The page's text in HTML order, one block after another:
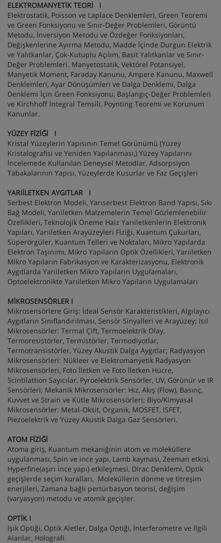
ELEKTROMANYETİK TEORİ I
Elektrostatik, Poisson ve Laplace Denklemleri, Green Teoremi
ve Green Fonksiyonu ve Sınır-Değer Problemleri, Görüntü
Metodu, İnversiyon Metodu ve Özdeğer Fonksiyonları,
Değişkenlerine Ayırma Metodu, Madde İçinde Durgun Elektrik
ve Yalıtkanlar, Çok-Kutuplu Açılım, Basit Yalıtkanlar ve Sınır-
Değer Problemleri. Manyetostatik, Vektörel Potansiyel,
Manyetik Moment, Faraday Kanunu, Ampere Kanunu, Maxwell
Denklemleri, Ayar Dönüşümleri ve Dalga Denklemi, Dalga
Denklemi İçin Green Fonksiyonu, Başlangıç-Değer Problemleri
ve Kirchhoff İntegral Temsili, Poynting Teoremi ve Korunum
Kanunlar.
YÜZEY FİZİĞİ I
Kristal Yüzeylerin Yapısının Temel Görünümü (Yüzey
Kristalografisi ve Yeniden Yapılanması,) Yüzey Yapılarını
İncelemede Kullanılan Deneysel Metodlar, Adsorpsiyon
Tabakalarının Yapısı, Yüzeylerde Kusurlar ve Faz Geçişleri
YARIİLETKEN AYGITLAR I
Serbest Elektron Modeli, Yarıserbest Elektron Band Yapısı, Sıkı
Bağ Modeli, Yarıiletken Malzemelerin Temel Gözlemlenebilir
Özellikleri, Teknolojik Öneme Haiz Yarıiletkenlerin Elektronik
Yapıları, Yarıiletken Arayüzeyleri Fiziği, Kuantum Çukurları,
Süperörgüler, Kuantum Telleri ve Noktaları, Mikro Yapılarda
Elektron Taşınımı, Mikro Yapıların Optik Özellikleri, Yarıiletken
Mikro Yapıların Fabrikasyon ve Karakterizasyonu, Elektronik
Aygıtlarda Yarıiletken Mikro Yapıların Uygulamaları,
Optoelektronikte Yarıiletken Mikro Yapıların Uygulamaları
MİKROSENSÖRLER I
Mikrosensörlere Giriş: İdeal Sensör Karakteristikleri, Algılayıcı
Aygıtların Sınıflandırılması, Sensör Sinyalleri ve Arayüzey; Isıl
Mikrosensörler: Termal Çift, Termoelektrik Olay,
Termoresistörler, Termistörler, Termodiyotlar,
Termotransistörler, Yüzey Akustik Dalga Aygıtlar; Radyasyon
Mikrosensörleri: Nükleer ve Elektromanyetik Radyasyon
Mikrosensörleri, Foto İletken ve Foto İletken Hücre,
Scintilattion Sayıcılar, Pyroelektrik Sensörler, UV, Görünür ve IR
Sensörleri; Mekanik Mikrosensörler: Hız, Akış (Flow), Basınç,
Kuvvet ve Strain ve Kütle Mikrosensörleri; Biyo/Kimyasal
Mikrosensörler: Metal-Oksit, Organik, MOSFET, ISFET,
Piezoelektrik ve Yüzey Akustik Dalga Gaz Sensörleri.
ATOM FİZİĞİ
Atoma giriş, Kuantum mekaniğinin atom ve moleküllere
uygulanması, Spin ve ince yapı, Lamb kayması, Zeeman etkisi,
Hyperfine(aşırı ince yapı) etkileşmesi, Dirac Denklemi, Optik
geçişlerde seçim kuralları, Moleküllerin dönme ve titreşim
enerjileri, Zamana bağlı pertürbasyon teorisi, değişim
(varyasyon) metodu ve atomik geçişler.
OPTİK I
Işık Optiği, Optik Aletler, Dalga Optiği, İnterferometre ve İlgili
Alanlar, Holografi.